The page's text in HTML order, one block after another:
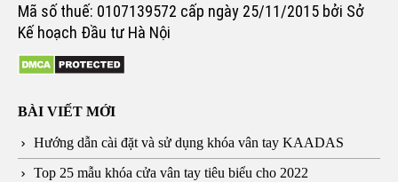
Mã số thuế: 0107139572 cấp ngày 25/11/2015 bởi Sở
Kế hoạch Đầu tư Hà Nội
BÀI VIẾT MỚI
Hướng dẫn cài đặt và sử dụng khóa vân tay KAADAS
Top 25 mẫu khóa cửa vân tay tiêu biểu cho 2022